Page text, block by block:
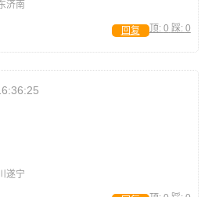
济南
顶: 0 踩: 0
回复
遂宁